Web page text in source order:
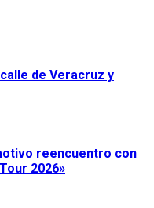
de Veracruz y
reencuentro con
2026»